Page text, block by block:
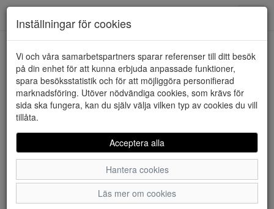
HEM RIEKER
Inställningar för cookies
Vi och våra samarbetspartners sparar referenser till ditt besök
på din enhet för att kunna erbjuda anpassade funktioner,
spara besöksstatistik och för att möjliggöra personifierad
marknadsföring. Utöver nödvändiga cookies, som krävs för
sida ska fungera, kan du själv välja vilken typ av cookies du vill
tillåta.
Acceptera alla
Hantera cookies
Läs mer om cookies